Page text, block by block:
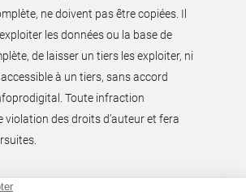
ne doivent pas être copiées. Il
les données ou la base de
de laisser un tiers les exploiter, ni
à un tiers, sans accord
Toute infraction
violation des droits d’auteur et fera